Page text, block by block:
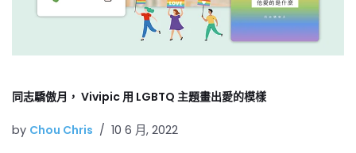
同志驕傲月， Vivipic 用 LGBTQ 主題畫出愛的模樣
by Chou Chris 10 6 月, 2022